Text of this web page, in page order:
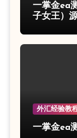
一掌金ea
子女王）
外汇经验教
一掌金ea